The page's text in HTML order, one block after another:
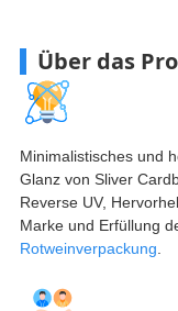
Über das
Minimalistisches und
Glanz von Sliver
Reverse UV,
Marke und Erfüllung
Rotweinverpackung